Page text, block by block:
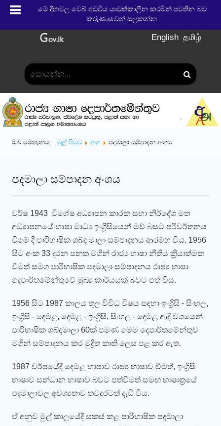
මේ දිනවල වෙබ් අඩවිය යාවත්කාලීන කරමින් පවතින බව
කරුණාවෙන් සලකන්න.
English தமிழ்
ඔබ මෙතැනය: මුල් පිටුව අංශ පදමාලා සම්පාදන අංශය
පදමාලා සම්පාදන අංශය
වර්ෂ 1943 විශේෂ අධ්‍යාපන කාරක සභා නිර්දේශ මත
අධ්‍යාපනයේ භාෂා මාධ්‍ය ඉංග්‍රීසියෙන් මව් බසට පරිවර්තනය
වීමේ දී පාරිභාෂික ශබ්ද මාලා සම්පාදනය ආරම්භ විය. 1956
සිට අංක 33 දරන පනත මගින් රාජ්‍ය භාෂා නීතිය ක්‍රියාත්මක
වීමත් සමග පාරිභාෂික පදමාලා සම්පාදනය රාජ්‍ය භාෂා
දෙපාර්තමේන්තුවේ මුඛ්‍ය කාර්යයක් බවට පත් විය.
1956 සිට 1987 කාලය තුල විවිධ විෂය සඳහා ඉංග්‍රිසි - සිංහල,
ඉංග්‍රිසි - දෙමළ, දෙමළ - ඉංග්‍රිසි, සිංහල - දෙමළ ආදි වශයෙන්
පාරිභාෂික ශබ්දමාලා 60ක් පමණ මෙම දෙපාර්තමේන්තුව
මගින් සම්පාදනය කර මුද්‍රිත කෘති ලෙස පළ කර ඇත.
1987 වර්ෂයේදී දෙමළ භාෂාව රාජ්‍ය භාෂාව වීමත්, ඉංග්‍රිසි
භාෂාව සන්ධාන භාෂාව බවට පත්වීමත් සමඟ භාෂාත්‍රයේ
පදමාලාවල අවශ්‍යතාව තවදුරටත් දැඩි විය.
ඒ අනුව මුල් කාලයේදී සකස් කළ පාරිභාෂික පදමාලා